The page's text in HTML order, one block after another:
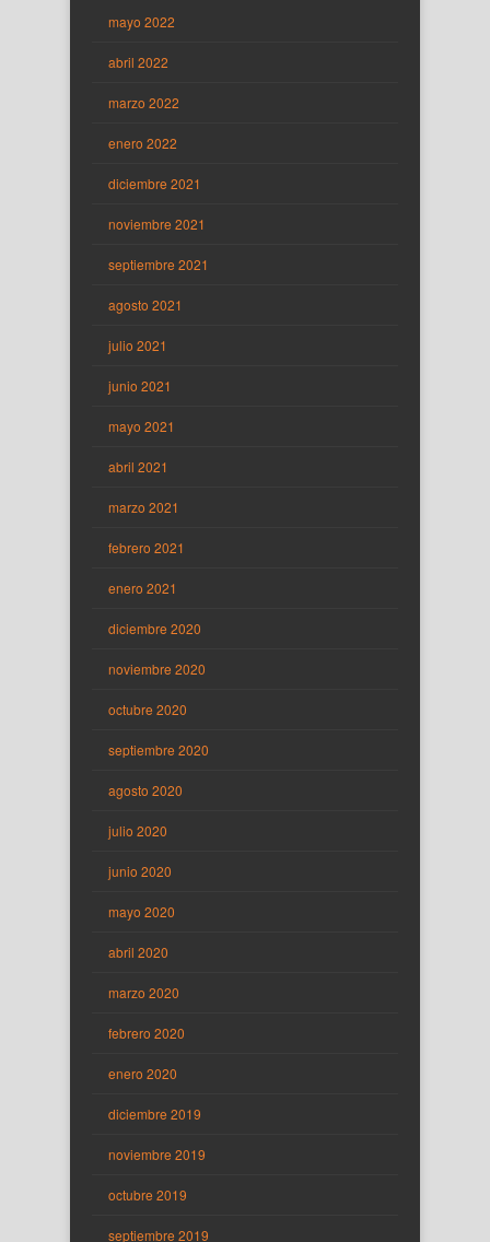
mayo 2022
abril 2022
marzo 2022
enero 2022
diciembre 2021
noviembre 2021
septiembre 2021
agosto 2021
julio 2021
junio 2021
mayo 2021
abril 2021
marzo 2021
febrero 2021
enero 2021
diciembre 2020
noviembre 2020
octubre 2020
septiembre 2020
agosto 2020
julio 2020
junio 2020
mayo 2020
abril 2020
marzo 2020
febrero 2020
enero 2020
diciembre 2019
noviembre 2019
octubre 2019
septiembre 2019